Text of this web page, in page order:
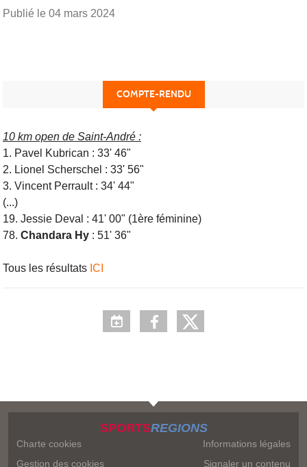
Publié le 04 mars 2024
COMPTE-RENDU
10 km open de Saint-André :
1. Pavel Kubrican : 33' 46"
2. Lionel Scherschel : 33' 56"
3. Vincent Perrault : 34' 44"
(...)
19. Jessie Deval : 41' 00" (1ère féminine)
78. Chandara Hy : 51' 36"
Tous les résultats ICI
SPORTSREGIONS
Charte cookies
Gestion des cookies
Informations légales
Signaler un contenu